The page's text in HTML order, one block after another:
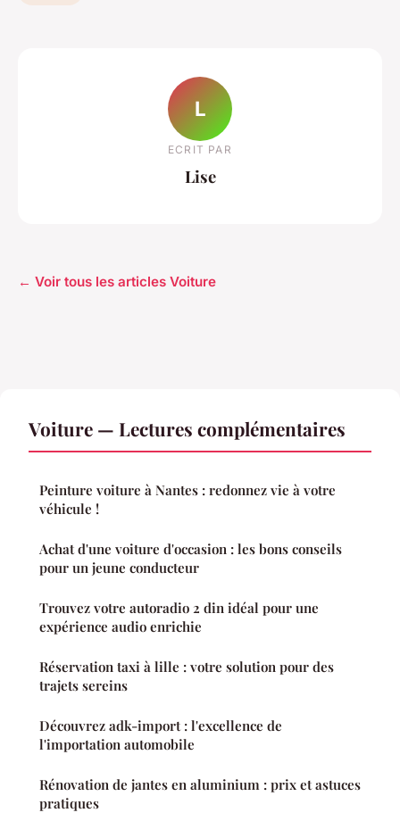
L
ECRIT PAR
Lise
← Voir tous les articles Voiture
Voiture — Lectures complémentaires
Peinture voiture à Nantes : redonnez vie à votre
véhicule !
Achat d'une voiture d'occasion : les bons conseils
pour un jeune conducteur
Trouvez votre autoradio 2 din idéal pour une
expérience audio enrichie
Réservation taxi à lille : votre solution pour des
trajets sereins
Découvrez adk-import : l'excellence de
l'importation automobile
Rénovation de jantes en aluminium : prix et astuces
pratiques